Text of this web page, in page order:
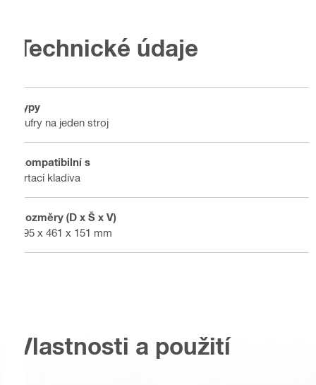
Technické údaje
Typy
Kufry na jeden stroj
Kompatibilní s
Vrtací kladiva
Rozměry (D x Š x V)
595 x 461 x 151 mm
Vlastnosti a použití